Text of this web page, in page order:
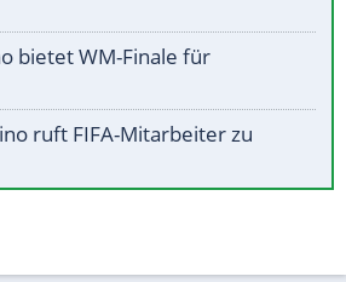
bietet WM-Finale für
ruft FIFA-Mitarbeiter zu